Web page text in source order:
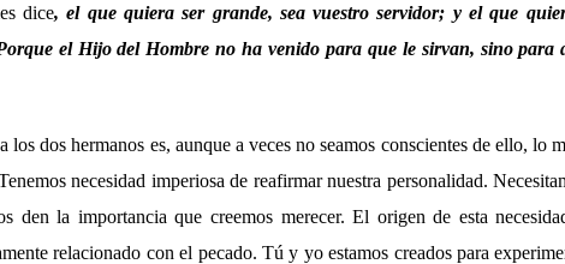
dice, el que quiera ser grande, sea vuestro servidor; y el que
el Hijo del Hombre no ha venido para que le sirvan, sino para
los dos hermanos es, aunque a veces no seamos conscientes de ello, lo
necesidad imperiosa de reafirmar nuestra personalidad.
den la importancia que creemos merecer. El origen de esta
relacionado con el pecado. Tú y yo estamos creados para